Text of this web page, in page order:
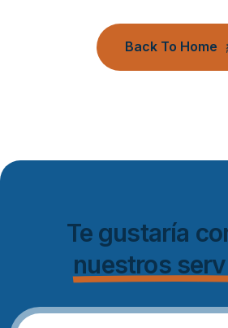
Back To Home
Te gustaría
nuestros